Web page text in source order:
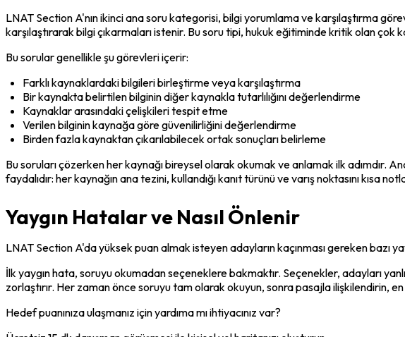
LNAT Section A'nın ikinci ana soru kategorisi, bilgi yorumlama ve karşılaştırma
karşılaştırarak bilgi çıkarmaları istenir. Bu soru tipi, hukuk eğitiminde kritik olan çok
Bu sorular genellikle şu görevleri içerir:
Farklı kaynaklardaki bilgileri birleştirme veya karşılaştırma
Bir kaynakta belirtilen bilginin diğer kaynakla tutarlılığını değerlendirme
Kaynaklar arasındaki çelişkileri tespit etme
Verilen bilginin kaynağa göre güvenilirliğini değerlendirme
Birden fazla kaynaktan çıkarılabilecek ortak sonuçları belirleme
Bu soruları çözerken her kaynağı bireysel olarak okumak ve anlamak ilk adımdır.
faydalıdır: her kaynağın ana tezini, kullandığı kanıt türünü ve varış noktasını kısa
Yaygın Hatalar ve Nasıl Önlenir
LNAT Section A'da yüksek puan almak isteyen adayların kaçınması gereken bazı
İlk yaygın hata, soruyu okumadan seçeneklere bakmaktır. Seçenekler, adayları
zorlaştırır. Her zaman önce soruyu tam olarak okuyun, sonra pasajla ilişkilendirin,
Hedef puanınıza ulaşmanız için yardıma mı ihtiyacınız var?